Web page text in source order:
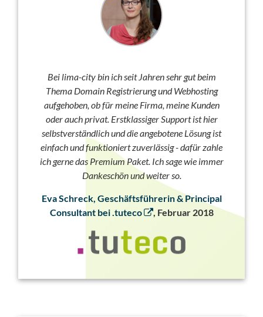
Bei lima-city bin ich seit Jahren sehr gut beim
Thema Domain Registrierung und Webhosting
aufgehoben, ob für meine Firma, meine Kunden
oder auch privat. Erstklassiger Support ist hier
selbstverständlich und die angebotene Lösung ist
einfach und funktioniert zuverlässig - dafür zahle
ich gerne das Premium Paket. Ich sage wie immer
Dankeschön und weiter so.
Eva Schreck, Geschäftsführerin & Principal
Consultant bei .tuteco
, Februar 2018